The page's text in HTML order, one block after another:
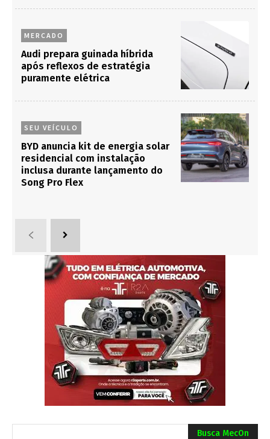
MERCADO
Audi prepara guinada híbrida
após reflexos de estratégia
puramente elétrica
SEU VEÍCULO
BYD anuncia kit de energia solar
residencial com instalação
inclusa durante lançamento do
Song Pro Flex
Busca MecOn